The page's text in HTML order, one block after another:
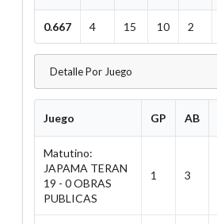
0.667 4 15 10 2
Detalle Por Juego
Juego GP AB
Matutino:
JAPAMA TERAN
19 - 0 OBRAS
PUBLICAS
1 3